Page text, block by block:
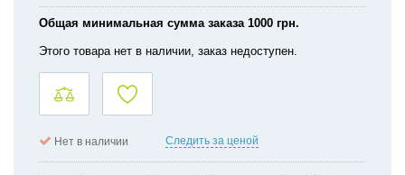
Общая минимальная сумма заказа 1000 грн.
Этого товара нет в наличии, заказ недоступен.
Нет в наличии Следить за ценой